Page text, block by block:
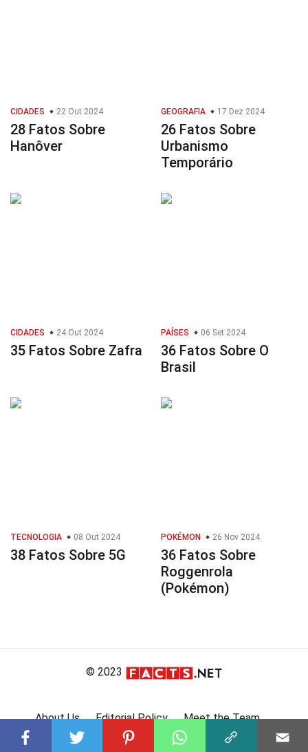
CIDADES 22 Out 2024
28 Fatos Sobre
Hanôver
GEOGRAFIA 17 Dez 2024
26 Fatos Sobre
Urbanismo
Temporário
CIDADES 24 Out 2024
35 Fatos Sobre Zafra
PAÍSES 06 Set 2024
36 Fatos Sobre O
Brasil
TECNOLOGIA 08 Out 2024
38 Fatos Sobre 5G
POKÉMON 26 Nov 2024
36 Fatos Sobre
Roggenrola
(Pokémon)
© 2023
About Us Editorial Policy
Meet the Team
Product Review
Contact Us
Write For Us